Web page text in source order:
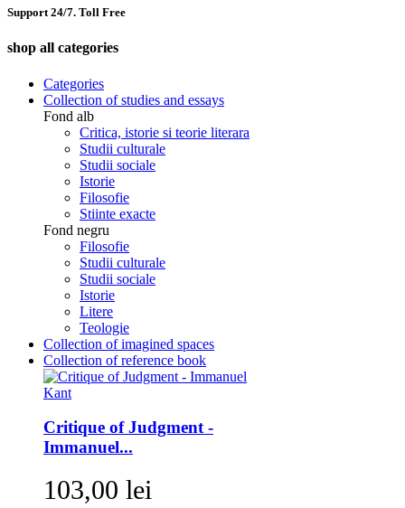
Support 24/7. Toll Free
shop all categories
Categories
Collection of studies and essays
Fond alb
Critica, istorie si teorie literara
Studii culturale
Studii sociale
Istorie
Filosofie
Stiinte exacte
Fond negru
Filosofie
Studii culturale
Studii sociale
Istorie
Litere
Teologie
Collection of imagined spaces
Collection of reference book
Critique of Judgment -
Immanuel...
103,00 lei